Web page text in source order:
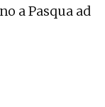
a Pasqua ad